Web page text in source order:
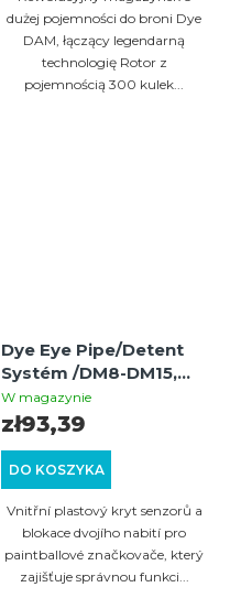
dużej pojemności do broni Dye
DAM, łączący legendarną
technologię Rotor z
pojemnością 300 kulek...
Dye Eye Pipe/Detent
Systém /DM8-DM15,
Proto Rail 2011, Proto
Reflex
W magazynie
DO KOSZYKA
zł93,39
Vnitřní plastový kryt senzorů a
blokace dvojího nabití pro
paintballové značkovače, který
zajišťuje správnou funkci...